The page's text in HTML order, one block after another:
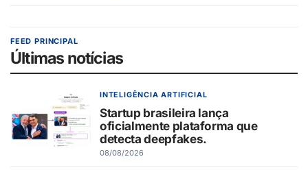
FEED PRINCIPAL
Últimas notícias
INTELIGÊNCIA ARTIFICIAL
Startup brasileira lança
oficialmente plataforma que
detecta deepfakes.
08/08/2026